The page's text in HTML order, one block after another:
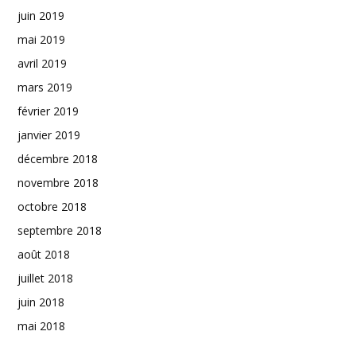
juin 2019
mai 2019
avril 2019
mars 2019
février 2019
janvier 2019
décembre 2018
novembre 2018
octobre 2018
septembre 2018
août 2018
juillet 2018
juin 2018
mai 2018